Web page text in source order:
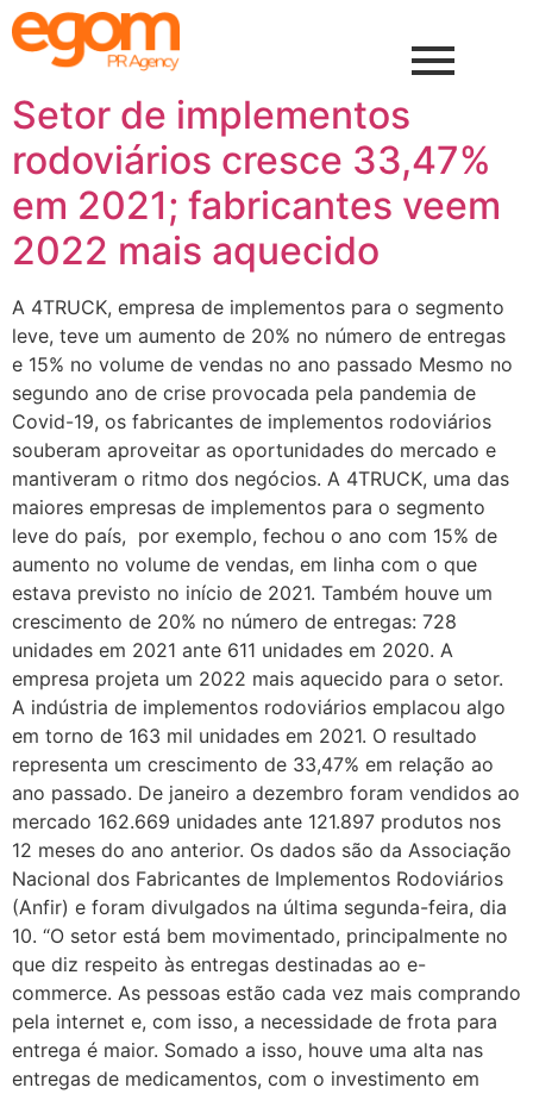
Setor de implementos
rodoviários cresce 33,47%
em 2021; fabricantes veem
2022 mais aquecido
A 4TRUCK, empresa de implementos para o segmento
leve, teve um aumento de 20% no número de entregas
e 15% no volume de vendas no ano passado Mesmo no
segundo ano de crise provocada pela pandemia de
Covid-19, os fabricantes de implementos rodoviários
souberam aproveitar as oportunidades do mercado e
mantiveram o ritmo dos negócios. A 4TRUCK, uma das
maiores empresas de implementos para o segmento
leve do país, por exemplo, fechou o ano com 15% de
aumento no volume de vendas, em linha com o que
estava previsto no início de 2021. Também houve um
crescimento de 20% no número de entregas: 728
unidades em 2021 ante 611 unidades em 2020. A
empresa projeta um 2022 mais aquecido para o setor.
A indústria de implementos rodoviários emplacou algo
em torno de 163 mil unidades em 2021. O resultado
representa um crescimento de 33,47% em relação ao
ano passado. De janeiro a dezembro foram vendidos ao
mercado 162.669 unidades ante 121.897 produtos nos
12 meses do ano anterior. Os dados são da Associação
Nacional dos Fabricantes de Implementos Rodoviários
(Anfir) e foram divulgados na última segunda-feira, dia
10. “O setor está bem movimentado, principalmente no
que diz respeito às entregas destinadas ao e-
commerce. As pessoas estão cada vez mais comprando
pela internet e, com isso, a necessidade de frota para
entrega é maior. Somado a isso, houve uma alta nas
entregas de medicamentos, com o investimento em